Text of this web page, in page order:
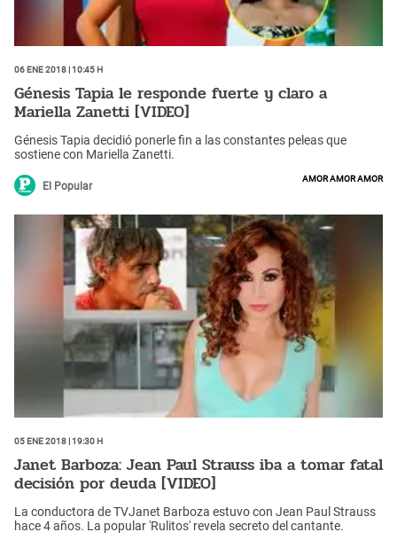
06 Ene 2018 | 10:45 h
Génesis Tapia le responde fuerte y claro a
Mariella Zanetti [VIDEO]
Génesis Tapia decidió ponerle fin a las constantes peleas que
sostiene con Mariella Zanetti.
El Popular
amor amor amor
05 Ene 2018 | 19:30 h
Janet Barboza: Jean Paul Strauss iba a tomar fatal
decisión por deuda [VIDEO]
La conductora de TVJanet Barboza estuvo con Jean Paul Strauss
hace 4 años. La popular 'Rulitos' revela secreto del cantante.